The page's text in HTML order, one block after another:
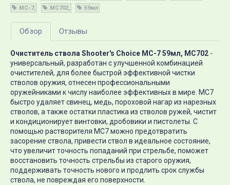
MC-7
MC702 59мл
Обзор Отзывы
Очиститель ствола Shooter's Choice MC-7 59мл, MC702 -
универсальный, разработан с улучшенной комбинацией
очистителей, для более быстрой эффективной чистки
стволов оружия, отнесен профессиональными
оружейниками к числу наиболее эффективных в мире. МС7
быстро удаляет свинец, медь, пороховой нагар из нарезных
стволов, а также остатки пластика из стволов ружей, чистит
и кондиционирует винтовки, дробовики и пистолеты. С
помощью растворителя MC7 можно предотвратить
засорение ствола, привести ствол в идеальное состояние,
что увеличит точность попаданий при стрельбе, поможет
восстановить точность стрельбы из старого оружия,
поддерживать точность нового и продлить срок службы
ствола, не повреждая его поверхности.